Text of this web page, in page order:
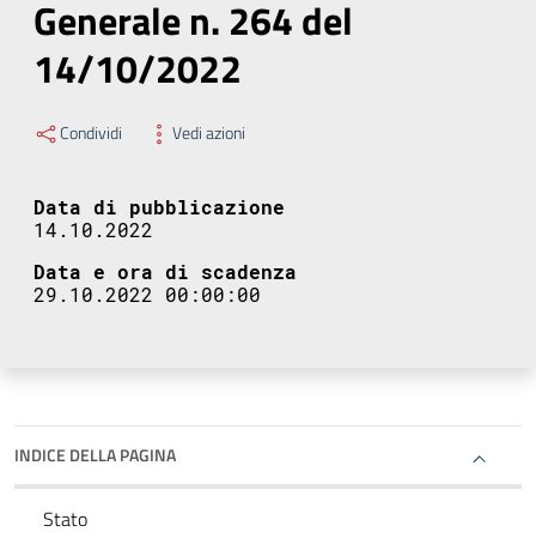
Generale n. 264 del
14/10/2022
Condividi Vedi azioni
Data di pubblicazione
14.10.2022
Data e ora di scadenza
29.10.2022 00:00:00
INDICE DELLA PAGINA
Stato